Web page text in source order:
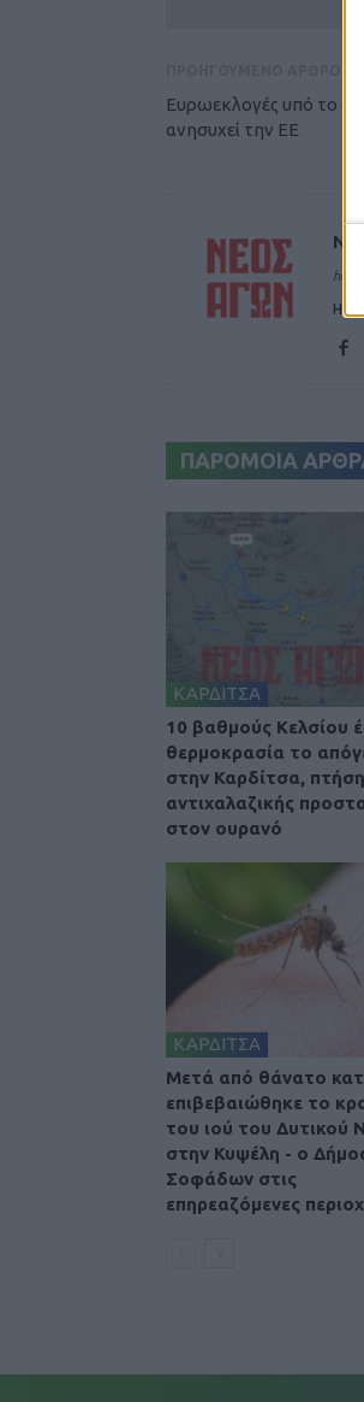
Ευρωεκλογές υπό το
ανησυχεί την ΕΕ
Η
ΠΑΡΟΜΟΙΑ
ΚΑΡΔΙΤΣΑ
10 βαθμούς Κελσίου
θερμοκρασία το
στην Καρδίτσα, πτήση
αντιχαλαζικής
στον ουρανό
ΚΑΡΔΙΤΣΑ
Μετά από θάνατο
επιβεβαιώθηκε το
του ιού του Δυτικού
στην Κυψέλη - ο
Σοφάδων στις
επηρεαζόμενες